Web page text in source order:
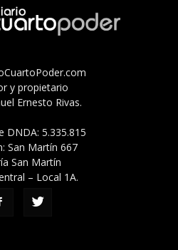
y propietario
Ernesto Rivas.
DNDA: 5.335.815
San Martín 667
San Martín
– Local 1A.